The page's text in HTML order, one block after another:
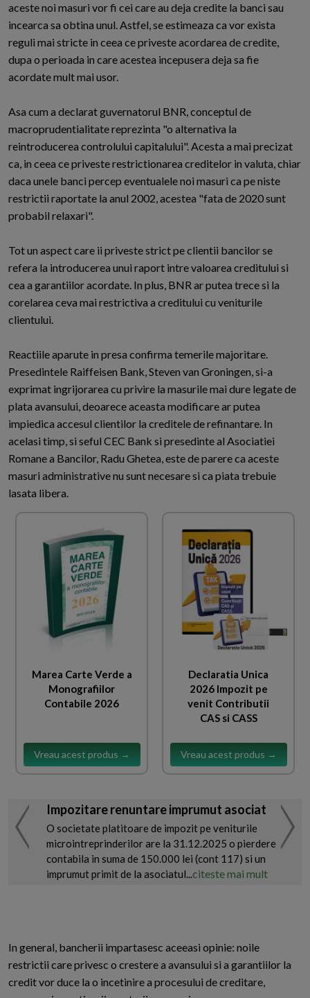
aceste noi masuri vor fi cei care au deja credite la banci sau
incearca sa obtina unul. Astfel, se estimeaza ca vor exista
reguli mai stricte in ceea ce priveste acordarea de credite,
dupa o perioada in care acestea incepusera deja sa fie
acordate mult mai usor.
Asa cum a declarat guvernatorul BNR, conceptul de
macroprudentialitate reprezinta "o alternativa la
reintroducerea controlului capitalului". Acesta a mai precizat
ca, in ceea ce priveste restrictionarea creditelor in valuta, chiar
daca unele banci percep eventualele noi masuri ca pe niste
restrictii raportate la anul 2002, acestea "fata de 2020 sunt
probabil relaxari".
Tot un aspect care ii priveste strict pe clientii bancilor se
refera la introducerea unui raport intre valoarea creditului si
cea a garantiilor acordate. In plus, BNR ar putea trece si la
corelarea ceva mai restrictiva a creditului cu veniturile
clientului.
Reactiile aparute in presa confirma temerile majoritare.
Presedintele Raiffeisen Bank, Steven van Groningen, si-a
exprimat ingrijorarea cu privire la masurile mai dure legate de
plata avansului, deoarece aceasta modificare ar putea
impiedica accesul clientilor la creditele de refinantare. In
acelasi timp, si seful CEC Bank si presedinte al Asociatiei
Romane a Bancilor, Radu Ghetea, este de parere ca aceste
masuri administrative nu sunt necesare si ca piata trebuie
lasata libera.
Marea Carte Verde a
Monografiilor
Contabile 2026
Vreau acest produs →
Declaratia Unica
2026 Impozit pe
venit Contributii
CAS si CASS
Vreau acest produs →
Impozitare renuntare imprumut asociat
O societate platitoare de impozit pe veniturile
microintreprinderilor are la 31.12.2025 o pierdere
contabila in suma de 150.000 lei (cont 117) si un
imprumut primit de la asociatul...citeste mai mult
In general, bancherii impartasesc aceeasi opinie: noile
restrictii care privesc o crestere a avansului si a garantiilor la
credit vor duce la o incetinire a procesului de creditare,